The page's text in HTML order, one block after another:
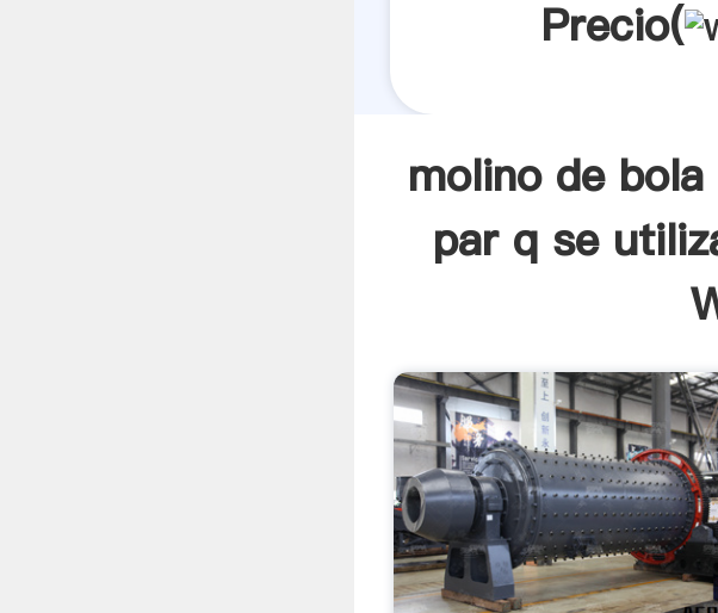
Precio(
molino de
par q se